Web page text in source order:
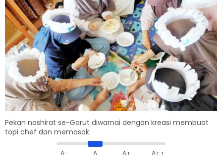
Pekan nashirat se-Garut diwarnai dengan kreasi membuat
topi chef dan memasak.
A- A A+ A++